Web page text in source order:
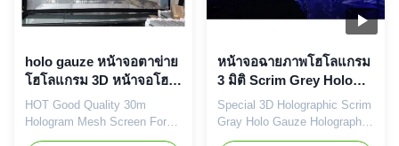
holo gauze หน้าจอตาข่าย
โฮโลแกรม 3D หน้าจอโฮ
โลแกรมสำหรับเวที งาน
แต่งงาน ห้องจัดเลี้ยง
HOT Good Quality 30m
Hologram Mesh Screen For
Stage, Wedding, Banquet Hall
หน้าจอฉายภาพโฮโลแกรม
3 มิติ Scrim Grey Holo
Gauze พิเศษสำหรับงาน
แสดงสินค้า
Special 3D Holographic Scrim
Gray Holo Gauze Holographic
Projection Screen For